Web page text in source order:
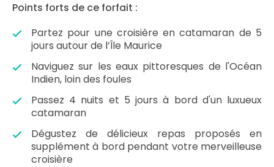
Points forts de ce forfait :
Partez pour une croisière en catamaran de 5
jours autour de l’Île Maurice
Naviguez sur les eaux pittoresques de l'Océan
Indien, loin des foules
Passez 4 nuits et 5 jours à bord d'un luxueux
catamaran
Dégustez de délicieux repas proposés en
supplément à bord pendant votre merveilleuse
croisière